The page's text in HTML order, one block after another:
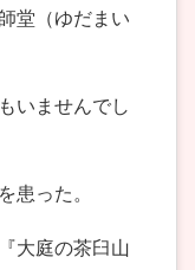
堂（ゆだまい
いませんでし
患った。
大庭の茶臼山